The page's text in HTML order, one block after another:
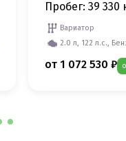
Пробег: 39 330
Вариатор
2.0 л, 122 л.с.,
от 1 072 530 ₽